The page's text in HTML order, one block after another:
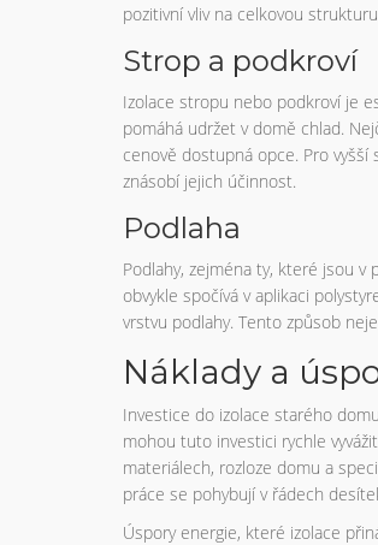
pozitivní vliv na celkovou
Strop a podkroví
Izolace stropu nebo podkroví je
pomáhá udržet v domě chlad.
cenově dostupná opce. Pro
znásobí jejich účinnost.
Podlaha
Podlahy, zejména ty, které jsou
obvykle spočívá v aplikaci
vrstvu podlahy. Tento způsob
Náklady a
Investice do izolace starého
mohou tuto investici rychle
materiálech, rozloze domu a
práce se pohybují v řádech
Úspory energie, které izolace